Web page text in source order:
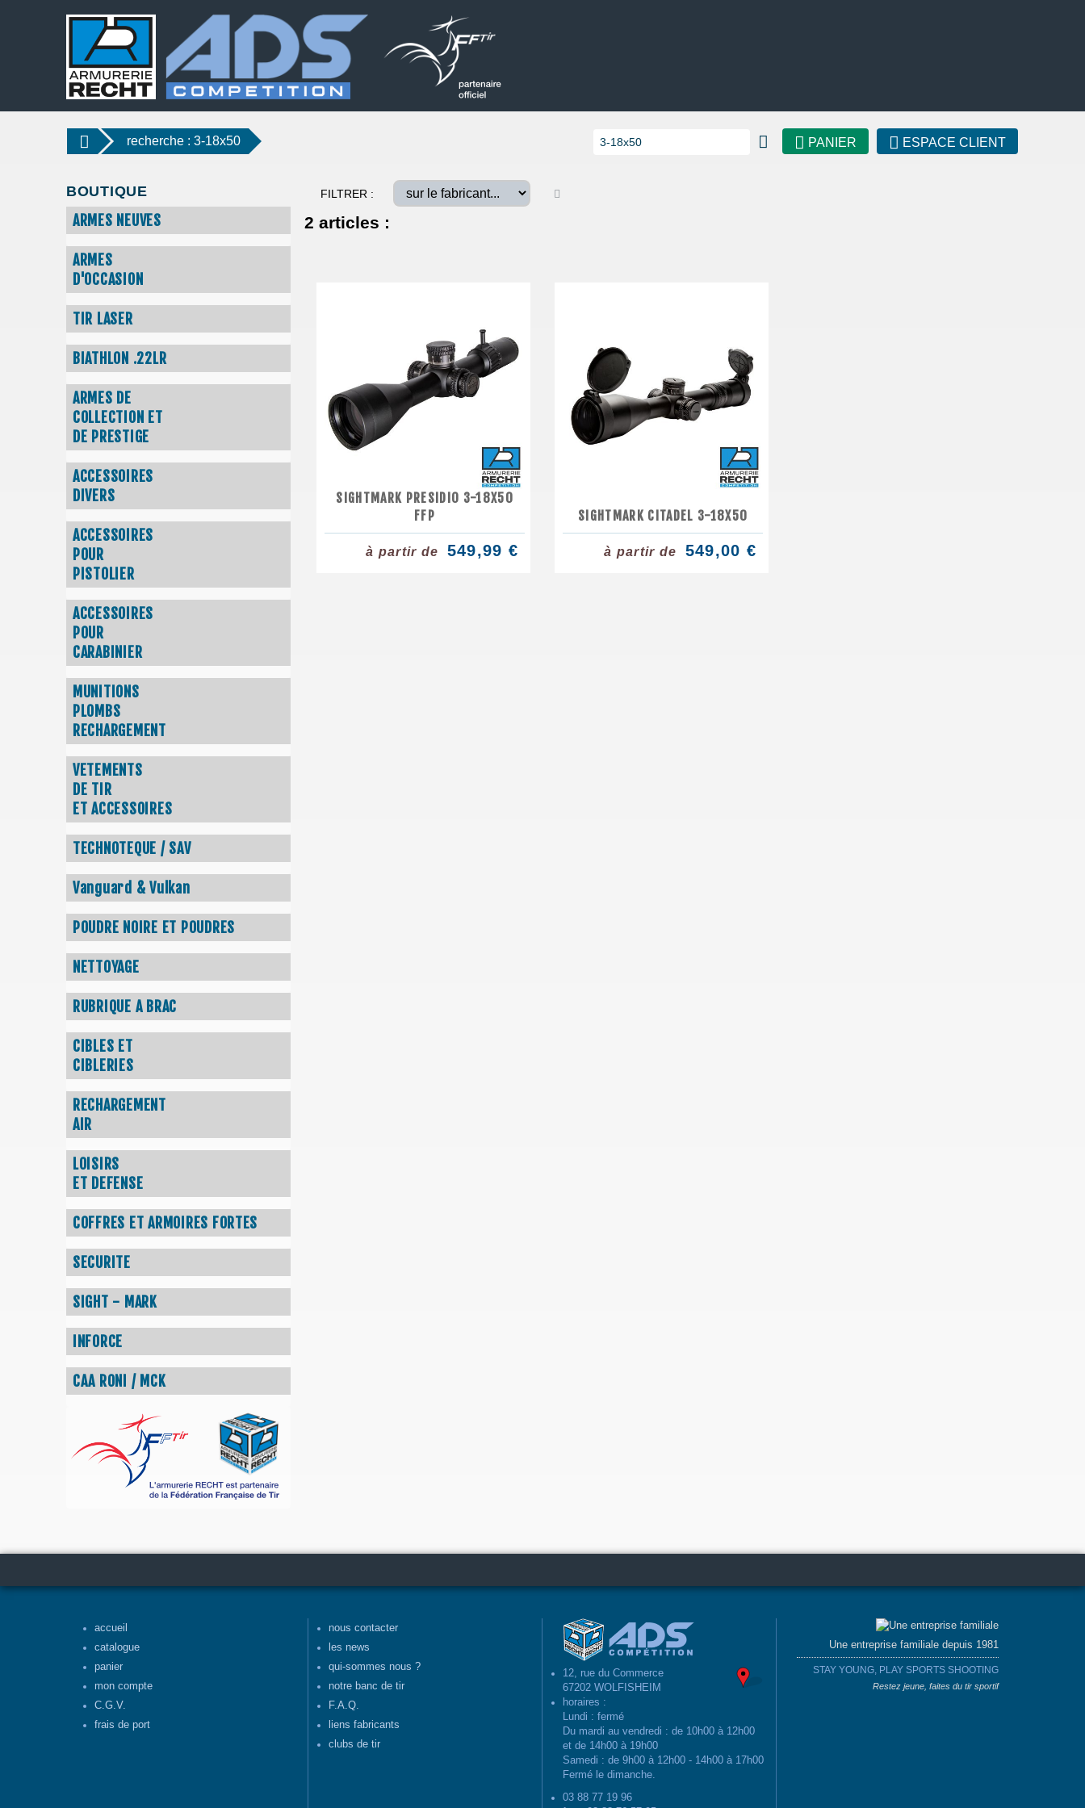
PANIER ESPACE CLIENT
recherche : 3-18x50
BOUTIQUE
ARMES NEUVES
ARMES
D'OCCASION
TIR LASER
BIATHLON .22LR
ARMES DE
COLLECTION ET
DE PRESTIGE
ACCESSOIRES
DIVERS
ACCESSOIRES
POUR
PISTOLIER
ACCESSOIRES
POUR
CARABINIER
MUNITIONS
PLOMBS
RECHARGEMENT
VETEMENTS
DE TIR
ET ACCESSOIRES
TECHNOTEQUE / SAV
Vanguard & Vulkan
POUDRE NOIRE ET POUDRES
NETTOYAGE
RUBRIQUE A BRAC
CIBLES ET
CIBLERIES
RECHARGEMENT
AIR
LOISIRS
ET DEFENSE
COFFRES ET ARMOIRES FORTES
SECURITE
SIGHT - MARK
INFORCE
CAA RONI / MCK
FILTRER :
2 articles :
SIGHTMARK PRESIDIO 3-18X50
FFP
à partir de 549,99 €
SIGHTMARK CITADEL 3-18X50
à partir de 549,00 €
accueil
catalogue
panier
mon compte
C.G.V.
frais de port
nous contacter
les news
qui-sommes nous ?
notre banc de tir
F.A.Q.
liens fabricants
clubs de tir
12, rue du Commerce
67202 WOLFISHEIM
horaires :
Lundi : fermé
Du mardi au vendredi : de 10h00 à 12h00
et de 14h00 à 19h00
Samedi : de 9h00 à 12h00 - 14h00 à 17h00
Fermé le dimanche.
03 88 77 19 96
Une entreprise familiale depuis 1981
STAY YOUNG, PLAY SPORTS SHOOTING
Restez jeune, faites du tir sportif